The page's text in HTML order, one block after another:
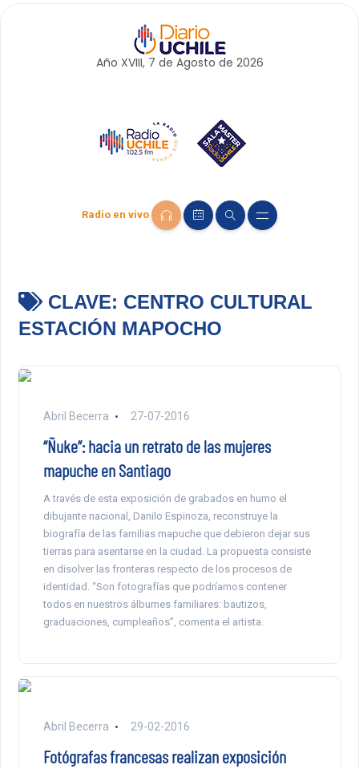
Año XVIII, 7 de Agosto de 2026
Radio en vivo
CLAVE: CENTRO CULTURAL
ESTACIÓN MAPOCHO
Abril Becerra 27-07-2016
“Ñuke”: hacia un retrato de las mujeres
mapuche en Santiago
A través de esta exposición de grabados en humo el
dibujante nacional, Danilo Espinoza, reconstruye la
biografía de las familias mapuche que debieron dejar sus
tierras para asentarse en la ciudad. La propuesta consiste
en disolver las fronteras respecto de los procesos de
identidad. “Son fotografías que podríamos contener
todos en nuestros álbumes familiares: bautizos,
graduaciones, cumpleaños”, comenta el artista.
Abril Becerra 29-02-2016
Fotógrafas francesas realizan exposición